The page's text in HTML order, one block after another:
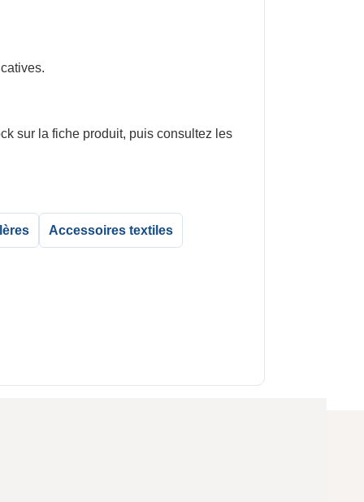
sur la fiche produit, puis consultez les
Accessoires textiles